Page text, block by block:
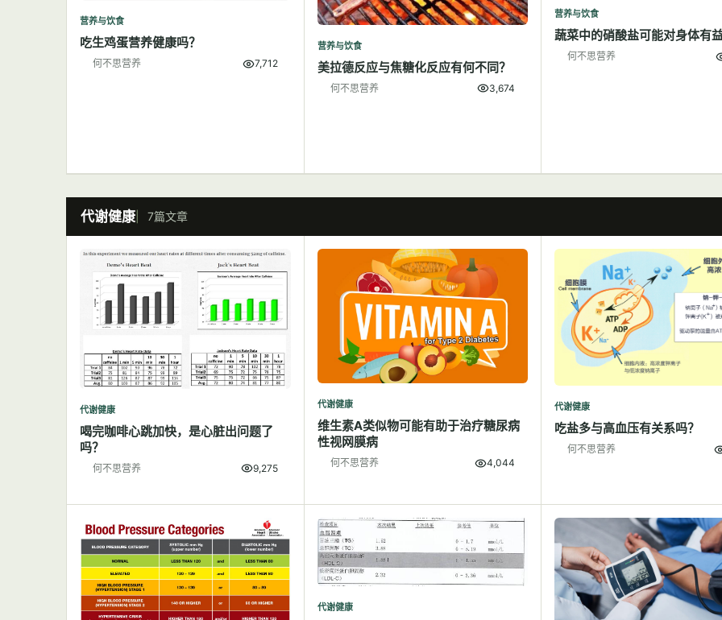
营养与饮食
吃生鸡蛋营养健康吗？
何不思营养 7,712
营养与饮食
美拉德反应与焦糖化反应有何不同？
何不思营养 3,674
营养与饮食
蔬菜中的硝酸盐可能对身体有
何不思营养
代谢健康 7篇文章
代谢健康
喝完咖啡心跳加快，是心脏出问题了
吗？
何不思营养 9,275
代谢健康
维生素A类似物可能有助于治疗糖尿病
性视网膜病
何不思营养 4,044
代谢健康
吃盐多与高血压有关系吗？
何不思营养
代谢健康